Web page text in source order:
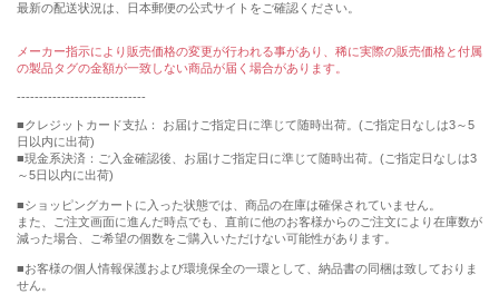
最新の配送状況は、日本郵便の公式サイトをご確認ください。
メーカー指示により販売価格の変更が行われる事があり、稀に実際の販売価格と付属
の製品タグの金額が一致しない商品が届く場合があります。
-----------------------------
■クレジットカード支払： お届けご指定日に準じて随時出荷。(ご指定日なしは3～5
日以内に出荷)
■現金系決済：ご入金確認後、お届けご指定日に準じて随時出荷。(ご指定日なしは3
～5日以内に出荷)
■ショッピングカートに入った状態では、商品の在庫は確保されていません。
また、ご注文画面に進んだ時点でも、直前に他のお客様からのご注文により在庫数が
減った場合、ご希望の個数をご購入いただけない可能性があります。
■お客様の個人情報保護および環境保全の一環として、納品書の同梱は致しておりま
せん。